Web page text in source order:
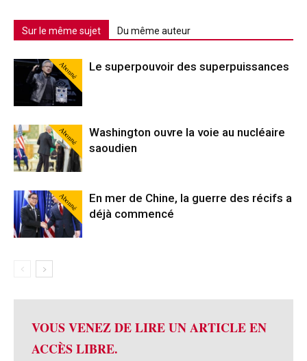
Sur le même sujet Du même auteur
Abonné Le superpouvoir des superpuissances
Abonné
Washington ouvre la voie au nucléaire
saoudien
Abonné
En mer de Chine, la guerre des récifs a
déjà commencé
VOUS VENEZ DE LIRE UN ARTICLE EN
ACCÈS LIBRE.